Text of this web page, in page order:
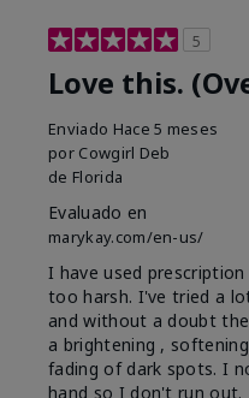
5
Love this.
Enviado Hace 5 meses
por Cowgirl Deb
de Florida
Evaluado en
marykay.com/en-us/
I have used
too harsh. I've tried a
and without a doubt
a brightening ,
fading of dark spots. I
hand so I don't run out.